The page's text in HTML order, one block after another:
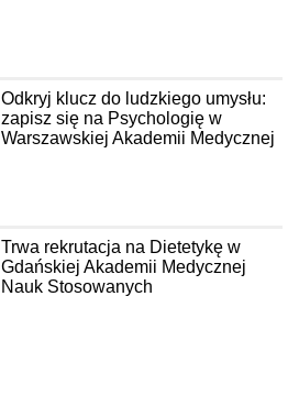
Odkryj klucz do ludzkiego umysłu:
zapisz się na Psychologię w
Warszawskiej Akademii Medycznej
Trwa rekrutacja na Dietetykę w
Gdańskiej Akademii Medycznej
Nauk Stosowanych